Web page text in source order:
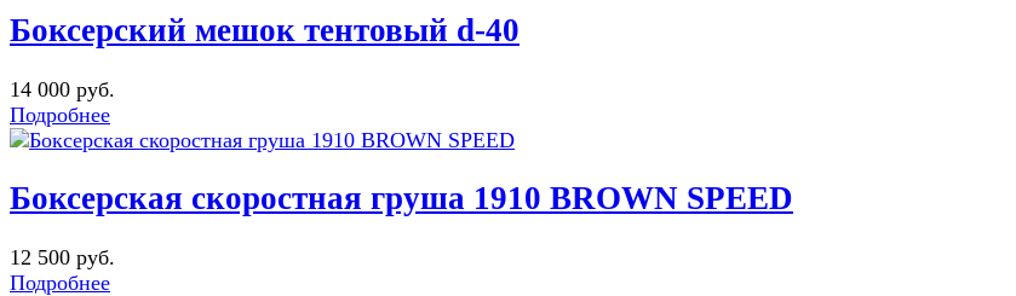
Боксерский мешок тентовый d-40
14 000 руб.
Подробнее
Боксерская скоростная груша 1910 BROWN SPEED
12 500 руб.
Подробнее